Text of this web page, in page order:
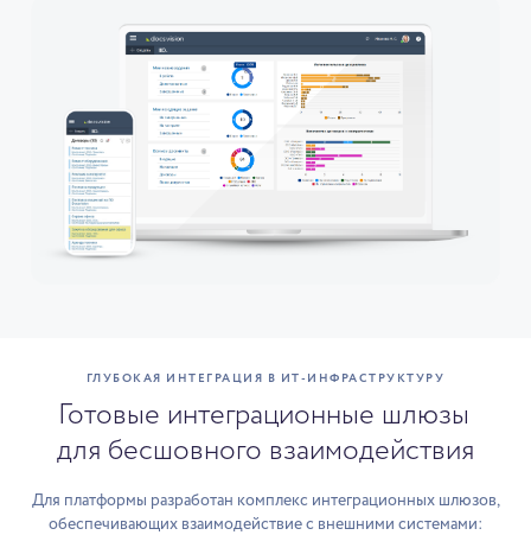
ГЛУБОКАЯ ИНТЕГРАЦИЯ В ИТ-ИНФРАСТРУКТУРУ
Готовые интеграционные шлюзы
для бесшовного взаимодействия
Для платформы разработан комплекс интеграционных шлюзов,
обеспечивающих взаимодействие с внешними системами: